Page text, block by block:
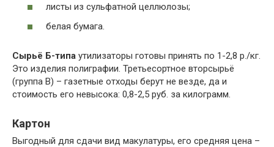
листы из сульфатной целлюлозы;
белая бумага.
Сырьё Б-типа утилизаторы готовы принять по 1-2,8 р./кг.
Это изделия полиграфии. Третьесортное вторсырьё
(группа В) – газетные отходы берут не везде, да и
стоимость его невысока: 0,8-2,5 руб. за килограмм.
Картон
Выгодный для сдачи вид макулатуры, его средняя цена –